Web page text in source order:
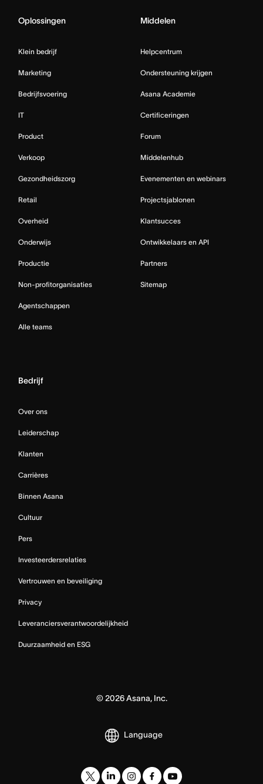
Oplossingen
Klein bedrijf
Marketing
Bedrijfsvoering
IT
Product
Verkoop
Gezondheidszorg
Retail
Overheid
Onderwijs
Productie
Non-profitorganisaties
Agentschappen
Alle teams
Middelen
Helpcentrum
Ondersteuning krijgen
Asana Academie
Certificeringen
Forum
Middelenhub
Evenementen en webinars
Projectsjablonen
Klantsucces
Ontwikkelaars en API
Partners
Sitemap
Bedrijf
Over ons
Leiderschap
Klanten
Carrières
Binnen Asana
Cultuur
Pers
Investeerdersrelaties
Vertrouwen en beveiliging
Privacy
Leveranciersverantwoordelijkheid
Duurzaamheid en ESG
© 2026Asana, Inc.
Language